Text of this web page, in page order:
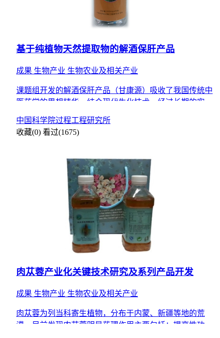
基于纯植物天然提取物的解酒保肝产品
成果 生物产业 生物农业及相关产业
课题组开发的解酒保肝产品（甘康源）吸收了我国传统中
医药学的思想精华，结合现代生化技术，经过长期的实验
的质量和保
中国科学院过程工程研究所
收藏(0) 看过(1675)
肉苁蓉产业化关键技术研究及系列产品开发
成果 生物产业 生物农业及相关产业
肉苁蓉为列当科寄生植物，分布于内蒙、新疆等地的荒
漠。目前发现肉苁蓉明显药理作用主要包括：提高性功